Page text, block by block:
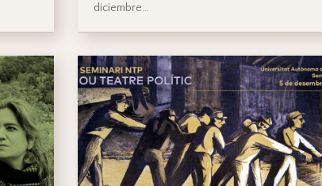
diciembre…